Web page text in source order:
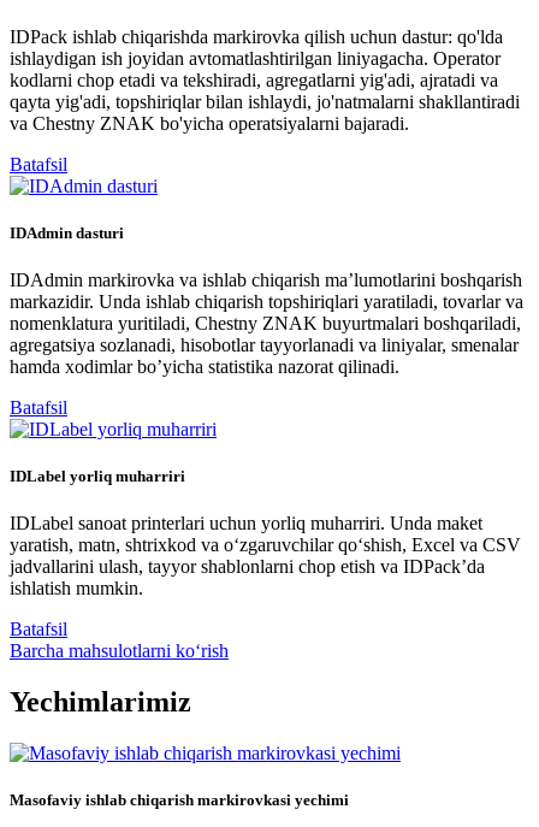
IDPack ishlab chiqarishda markirovka qilish uchun dastur: qo'lda
ishlaydigan ish joyidan avtomatlashtirilgan liniyagacha. Operator
kodlarni chop etadi va tekshiradi, agregatlarni yig'adi, ajratadi va
qayta yig'adi, topshiriqlar bilan ishlaydi, jo'natmalarni shakllantiradi
va Chestny ZNAK bo'yicha operatsiyalarni bajaradi.
Batafsil
IDAdmin dasturi
IDAdmin markirovka va ishlab chiqarish maʼlumotlarini boshqarish
markazidir. Unda ishlab chiqarish topshiriqlari yaratiladi, tovarlar va
nomenklatura yuritiladi, Chestny ZNAK buyurtmalari boshqariladi,
agregatsiya sozlanadi, hisobotlar tayyorlanadi va liniyalar, smenalar
hamda xodimlar boʼyicha statistika nazorat qilinadi.
Batafsil
IDLabel yorliq muharriri
IDLabel sanoat printerlari uchun yorliq muharriri. Unda maket
yaratish, matn, shtrixkod va o‘zgaruvchilar qo‘shish, Excel va CSV
jadvallarini ulash, tayyor shablonlarni chop etish va IDPack’da
ishlatish mumkin.
Batafsil
Barcha mahsulotlarni ko‘rish
Yechimlarimiz
Masofaviy ishlab chiqarish markirovkasi yechimi